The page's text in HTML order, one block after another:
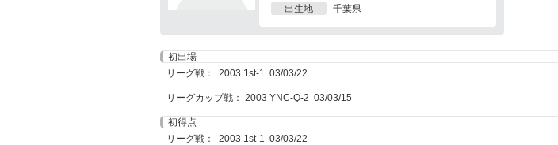
出生地
千葉県
初出場
リーグ戦： 2003 1st-1 03/03/22
リーグカップ戦： 2003 YNC-Q-2 03/03/15
初得点
リーグ戦： 2003 1st-1 03/03/22